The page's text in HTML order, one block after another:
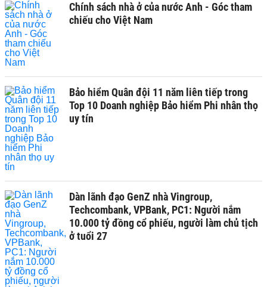
Chính sách nhà ở của nước Anh - Góc tham
chiếu cho Việt Nam
Bảo hiểm Quân đội 11 năm liên tiếp trong
Top 10 Doanh nghiệp Bảo hiểm Phi nhân thọ
uy tín
Dàn lãnh đạo GenZ nhà Vingroup,
Techcombank, VPBank, PC1: Người nắm
10.000 tỷ đồng cổ phiếu, người làm chủ tịch
ở tuổi 27